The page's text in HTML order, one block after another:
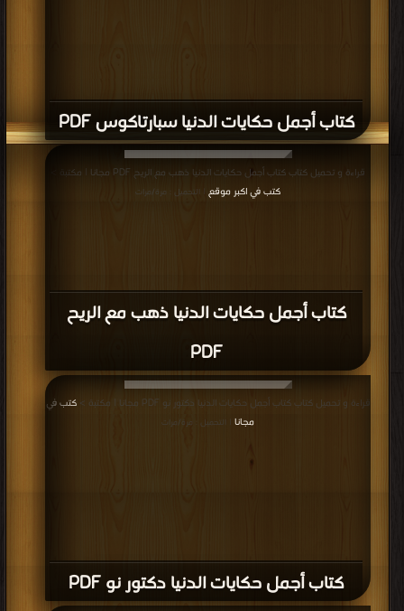
كتاب أجمل حكايات الدنيا سبارتاكوس PDF
كتاب أجمل حكايات الدنيا ذهب مع الريح
PDF
قراءة و تحميل كتاب كتاب أجمل حكايات الدنيا ذهب مع الريح PDF مجانا | مكتبة >
كتب في اكبر موقع
| التحميل : مرة/مرات
كتاب أجمل حكايات الدنيا دكتور نو PDF
قراءة و تحميل كتاب كتاب أجمل حكايات الدنيا دكتور نو PDF مجانا | مكتبة >
كتب في
مجانا | التحميل : مرة/مرات